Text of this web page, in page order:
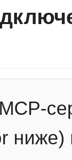
ниже)